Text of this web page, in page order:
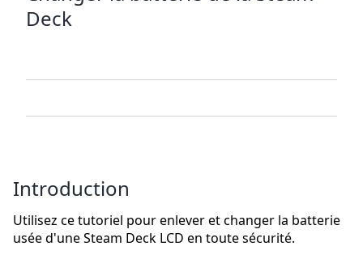
Deck
Introduction
Utilisez ce tutoriel pour enlever et changer la batterie
usée d'une Steam Deck LCD en toute sécurité.